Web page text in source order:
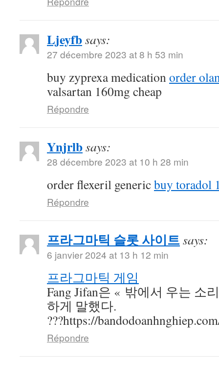
Ljeyfbsays:
27 décembre 2023 at 8 h 53 min
buy zyprexa medication order
valsartan 160mg cheap
Répondre
Ynjrlbsays:
28 décembre 2023 at 10 h 28 min
order flexeril genericbuy toradol
Répondre
프라그마틱 슬롯 사이트says:
6 janvier 2024 at 13 h 12 min
프라그마틱 게임
Fang Jifan은 « 밖에서 우는 소
하게 말했다.
???https://
Répondre